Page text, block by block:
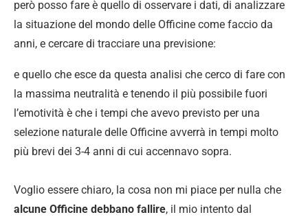
però posso fare è quello di osservare i dati, di analizzare
la situazione del mondo delle Officine come faccio da
anni, e cercare di tracciare una previsione:
e quello che esce da questa analisi che cerco di fare con
la massima neutralità e tenendo il più possibile fuori
l’emotività è che i tempi che avevo previsto per una
selezione naturale delle Officine avverrà in tempi molto
più brevi dei 3-4 anni di cui accennavo sopra.
Voglio essere chiaro, la cosa non mi piace per nulla che
alcune Officine debbano fallire, il mio intento dal